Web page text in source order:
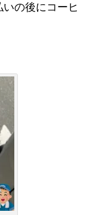
の後にコーヒ